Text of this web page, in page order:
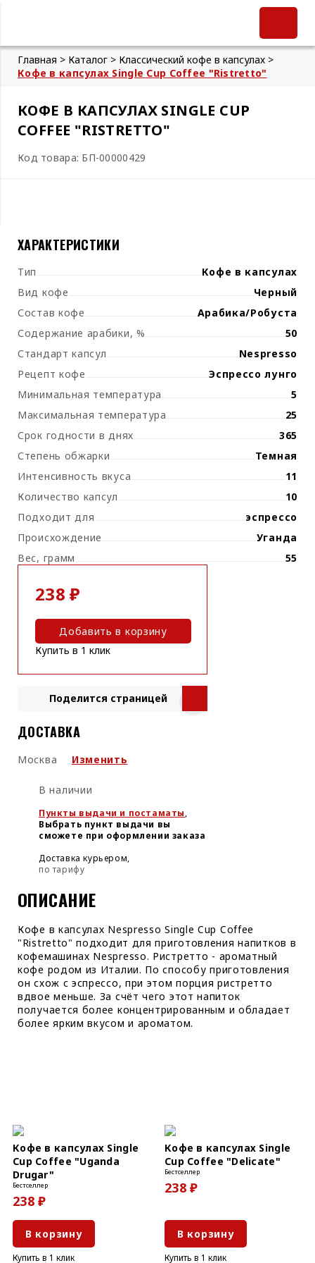
Главная > Каталог > Классический кофе в капсулах >
Кофе в капсулах Single Cup Coffee "Ristretto"
КОФЕ В КАПСУЛАХ SINGLE CUP
COFFEE "RISTRETTO"
Код товара: БП-00000429
ХАРАКТЕРИСТИКИ
Тип
Кофе в капсулах
Вид кофе
Черный
Состав кофе
Арабика/Робуста
Содержание арабики, %
50
Стандарт капсул
Nespresso
Рецепт кофе
Эспрессо лунго
Минимальная температура
5
Максимальная температура
25
Срок годности в днях
365
Степень обжарки
Темная
Интенсивность вкуса
11
Количество капсул
10
Подходит для
эспрессо
Происхождение
Уганда
Вес, грамм
55
238 ₽
Добавить в корзину
Купить в 1 клик
Поделится страницей
ДОСТАВКА
Москва Изменить
В наличии
Пункты выдачи и постаматы,
Выбрать пункт выдачи вы
сможете при оформлении заказа
Доставка курьером,
по тарифу
ОПИСАНИЕ
Кофе в капсулах Nespresso Single Cup Coffee
"Ristretto" подходит для приготовления напитков в
кофемашинах Nespresso. Ристретто - ароматный
кофе родом из Италии. По способу приготовления
он схож с эспрессо, при этом порция ристретто
вдвое меньше. За счёт чего этот напиток
получается более концентрированным и обладает
более ярким вкусом и ароматом.
Кофе в капсулах Single
Cup Coffee "Uganda
Drugar"
Бестселлер
238 ₽
В корзину
Купить в 1 клик
Кофе в капсулах Single
Cup Coffee "Delicate"
Бестселлер
238 ₽
В корзину
Купить в 1 клик